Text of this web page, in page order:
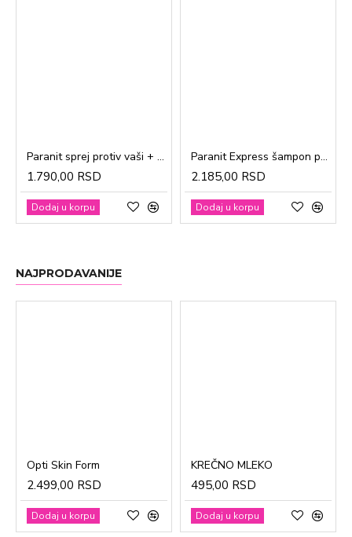
Paranit sprej protiv vaši + češalj 100ml
1.790,00 RSD
Dodaj u korpu
Paranit Express šampon protiv vaši + češalj 200ml
2.185,00 RSD
Dodaj u korpu
NAJPRODAVANIJE
Opti Skin Form
2.499,00 RSD
Dodaj u korpu
KREČNO MLEKO
495,00 RSD
Dodaj u korpu